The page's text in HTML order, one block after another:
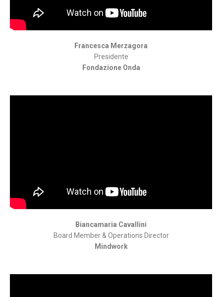
Francesca Merzagora
Presidente
Fondazione Onda
Biancamaria Cavallini
Board Member & Operations Director
Mindwork